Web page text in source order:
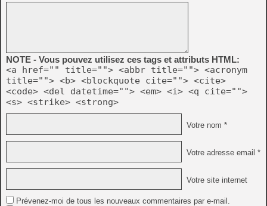
NOTE - Vous pouvez utilisez ces tags et attributs HTML:
<a href="" title=""> <abbr title=""> <acronym
title=""> <b> <blockquote cite=""> <cite>
<code> <del datetime=""> <em> <i> <q cite="">
<s> <strike> <strong>
Votre nom *
Votre adresse email *
Votre site internet
Prévenez-moi de tous les nouveaux commentaires par e-mail.